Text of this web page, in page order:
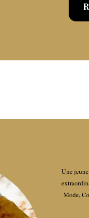
Une
Mode,